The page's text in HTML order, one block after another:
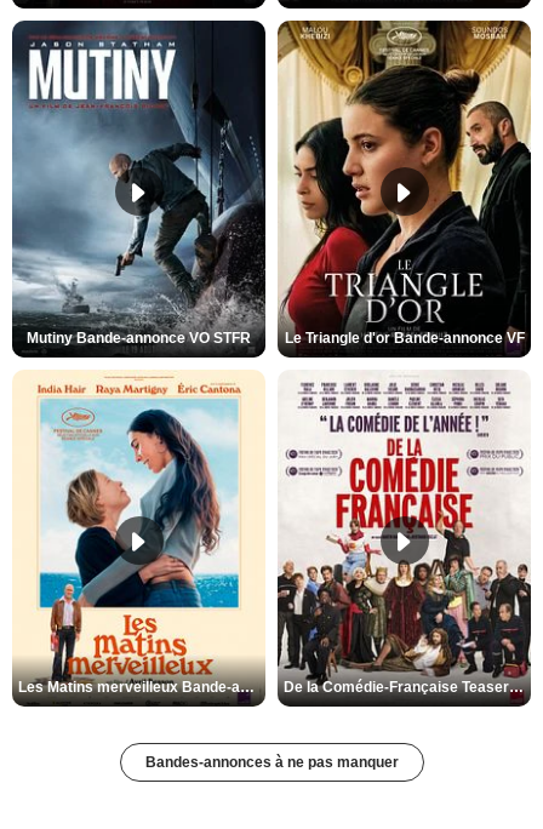
Mutiny Bande-annonce VO STFR Le Triangle d'or Bande-annonce VF
Les Matins merveilleux Bande-annonce VF De la Comédie-Française Teaser VF
Bandes-annonces à ne pas manquer